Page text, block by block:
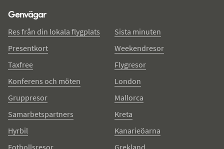
Genvägar
Res från din lokala flygplats
Presentkort
Taxfree
Konferens och möten
Gruppresor
Samarbetspartners
Hyrbil
Fotbollsresor
Sista minuten
Weekendresor
Flygresor
London
Mallorca
Kreta
Kanarieöarna
Grekland